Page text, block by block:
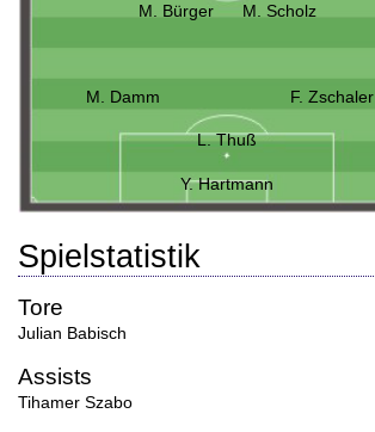
M. Bürger M. Scholz
M. Damm F. Zschaler
L. Thuß
Y. Hartmann
Spielstatistik
Tore
Julian Babisch
Assists
Tihamer Szabo